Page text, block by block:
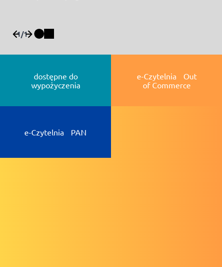
1/1
dostępne do
wypożyczenia
e-Czytelnia Out
of Commerce
e-Czytelnia PAN